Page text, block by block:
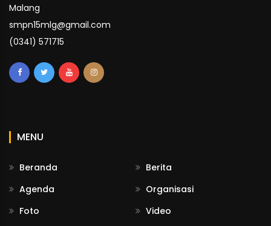
Malang
smpn15mlg@gmail.com
(0341) 571715
MENU
Beranda
Berita
Agenda
Organisasi
Foto
Video